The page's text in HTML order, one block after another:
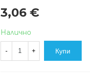
3,06 €
Налично
- + Купи